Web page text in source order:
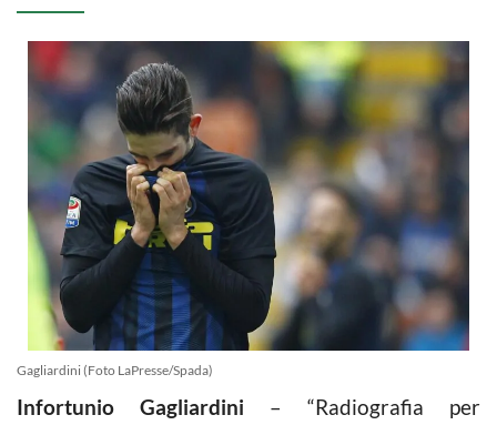
Gagliardini (Foto LaPresse/Spada)
Infortunio Gagliardini – “Radiografia per